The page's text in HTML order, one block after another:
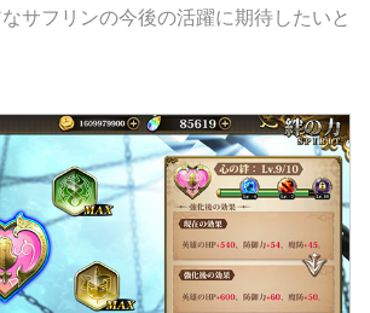
サフリンの今後の活躍に期待したいと